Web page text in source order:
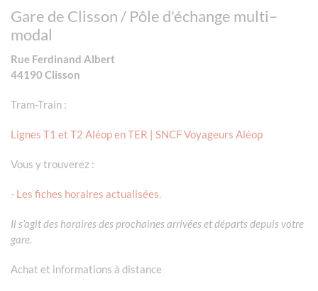
Gare de Clisson / Pôle d'échange multi–
modal
Rue Ferdinand Albert
44190 Clisson
Tram-Train :
Lignes T1 et T2 Aléop en TER | SNCF Voyageurs Aléop
Vous y trouverez :
- Les fiches horaires actualisées.
Il s’agit des horaires des prochaines arrivées et départs depuis votre
gare.
Achat et informations à distance